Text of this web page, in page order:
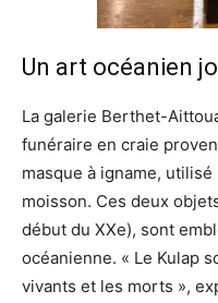
Un art océanien
La galerie Berthet-
funéraire en craie
masque à igname,
moisson. Ces deux
début du XXe), sont
océanienne. « Le Kulap
vivants et les morts »,